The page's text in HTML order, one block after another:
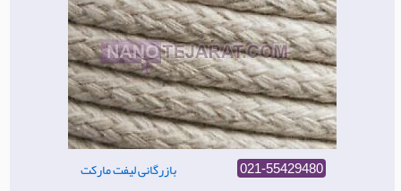
بازرگانی لیفت مارکت 021-55429480